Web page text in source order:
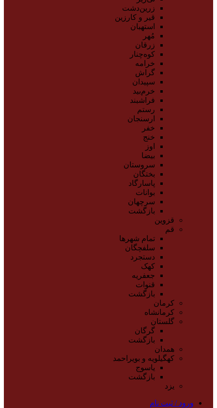
زرین‌دشت
قیر و کارزین
استهبان
مُهر
زرقان
کوه‌چنار
خرامه
گراش
سپیدان
خرم‌بید
فراشبند
رستم
ارسنجان
خفر
خنج
اوز
بیضا
سروستان
بختگان
پاسارگاد
بوانات
سرچهان
بازگشت
قزوین
قم
تمام شهر‌ها
سلفچگان
دستجرد
کهک
جعفریه
قنوات
بازگشت
کرمان
کرمانشاه
گلستان
گرگان
بازگشت
همدان
کهگیلویه و بویراحمد
یاسوج
بازگشت
یزد
ورود / ثبت نام